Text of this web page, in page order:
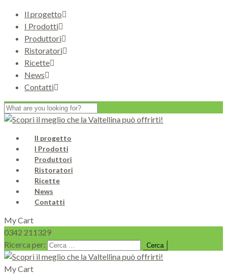
Il progetto
I Prodotti
Produttori
Ristoratori
Ricette
News
Contatti
Il progetto
I Prodotti
Produttori
Ristoratori
Ricette
News
Contatti
My Cart
0342 211329
Ricerca per:
My Cart